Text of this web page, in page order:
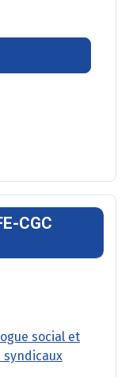
CGC
social et